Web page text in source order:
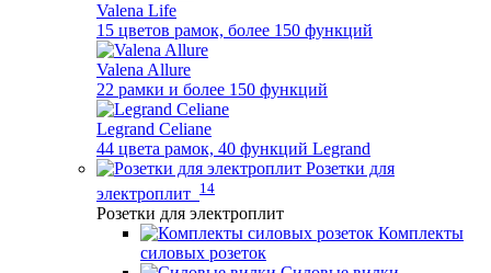
Valena Life
15 цветов рамок, более 150 функций
Valena Allure
22 рамки и более 150 функций
Legrand Celiane
44 цвета рамок, 40 функций Legrand
Розетки для
электроплит 14
Розетки для электроплит
Комплекты
силовых розеток